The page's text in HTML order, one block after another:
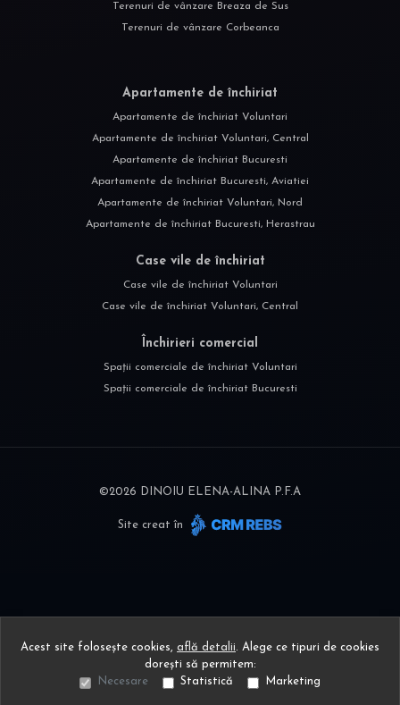
Terenuri de vânzare Breaza de Sus
Terenuri de vânzare Corbeanca
Apartamente de închiriat
Apartamente de închiriat Voluntari
Apartamente de închiriat Voluntari, Central
Apartamente de închiriat Bucuresti
Apartamente de închiriat Bucuresti, Aviatiei
Apartamente de închiriat Voluntari, Nord
Apartamente de închiriat Bucuresti, Herastrau
Case vile de închiriat
Case vile de închiriat Voluntari
Case vile de închiriat Voluntari, Central
Închirieri comercial
Spații comerciale de închiriat Voluntari
Spații comerciale de închiriat Bucuresti
©2026 DINOIU ELENA-ALINA P.F.A
Site creat în
Acest site folosește cookies, află detalii. Alege ce tipuri de cookies
dorești să permitem:
Necesare
Statistică Marketing